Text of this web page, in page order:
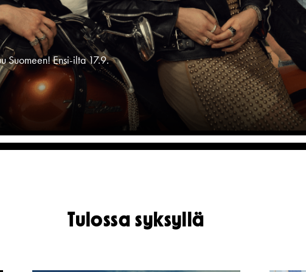
Suomeen! Ensi-ilta 17.9.
10.9. AMOS-näyttämöllä.
Ensi-ilta 26.11.
Tulossa syksyllä